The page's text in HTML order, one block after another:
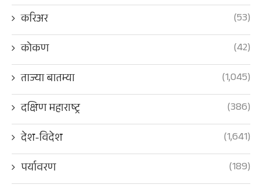
करिअर
(53)
कोकण
(42)
ताज्या बातम्या
(1,045)
दक्षिण महाराष्ट्र
(386)
देश-विदेश
(1,641)
पर्यावरण
(189)